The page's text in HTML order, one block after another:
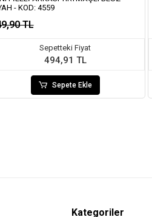
- KOD: 4559
TL
Sepetteki Fiyat
494,91 TL
Sepete Ekle
Kategoriler